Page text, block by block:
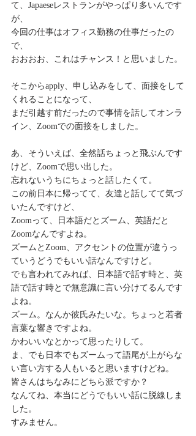
て、Japaeseレストランがやっぱり多いんです
が、
今回の仕事はオフィス勤務の仕事だったの
で、
おおおお、これはチャンス！と思いました。
そこからapply、申し込みをして、面接をして
くれることになって、
まだ引越す前だったので事情を話してオンラ
イン、Zoomでの面接をしました。
あ、そういえば、全然話ちょっと飛ぶんです
けど、Zoomで思い出した。
忘れないうちにちょっと話したくて。
この前日本に帰ってて、友達と話してて気づ
いたんですけど、
Zoomって、日本語だとズーム、英語だと
Zoomなんですよね。
ズームとZoom、アクセントの位置が違うっ
ていうどうでもいい話なんですけど。
でも言われてみれば、日本語で話す時と、英
語で話す時とで無意識に言い分けてるんです
よね。
ズーム。なんか彼氏みたいな。ちょっと若者
言葉な響きですよね。
かわいいなとかって思ったりして。
ま、でも日本でもズームって語尾が上がらな
い言い方する人もいると思いますけどね。
皆さんはちなみにどちら派ですか？
なんてね、本当にどうでもいい話に脱線しま
した。
すみません。